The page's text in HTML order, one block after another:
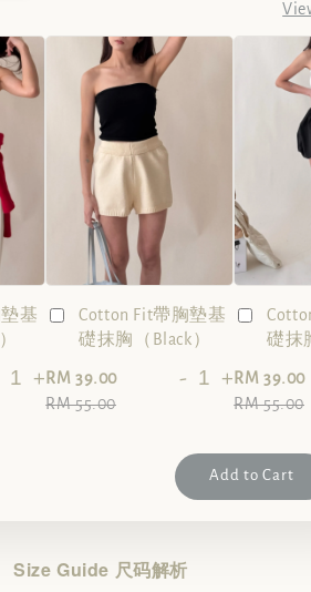
基
+
Cotton Fit帶胸墊基
礎抹胸（Black）
RM 39.00
RM 55.00
- +
礎抹
RM 39.00
RM 55.00
Add to Cart
Size Guide 尺码解析